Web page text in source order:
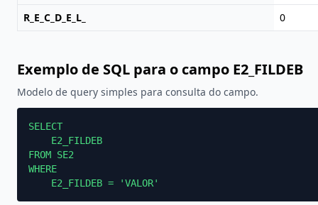
R_E_C_D_E_L_
0
Exemplo de SQL para o campo E2_FILDEB
Modelo de query simples para consulta do campo.
SELECT
    E2_FILDEB
FROM SE2
WHERE
    E2_FILDEB = 'VALOR'